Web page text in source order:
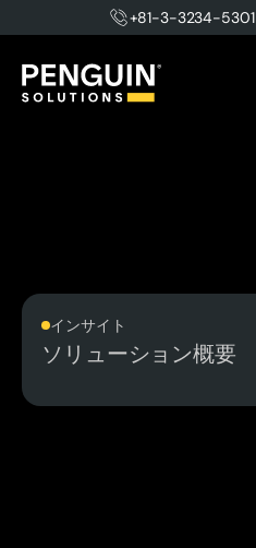
+81-3-3234-5301
インサイト
ソリューション概要